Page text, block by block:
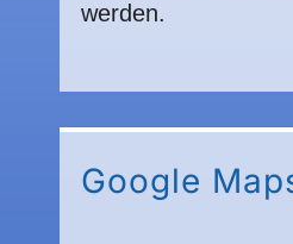
werden.
Google